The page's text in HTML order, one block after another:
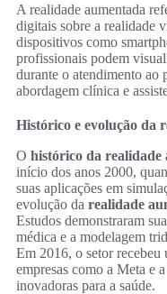
A realidade aumentada
digitais sobre a realidade
dispositivos como
profissionais podem
durante o atendimento ao
abordagem clínica e
Histórico e evolução da
O histórico da realidade
início dos anos 2000,
suas aplicações em
evolução da realidade
Estudos demonstraram
médica e a modelagem
Em 2016, o setor
empresas como a Meta e
inovadoras para a saúde.